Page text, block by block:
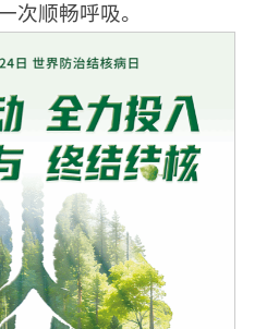
次顺畅呼吸。